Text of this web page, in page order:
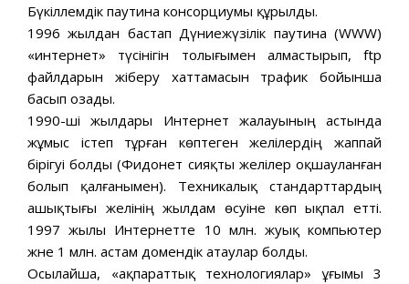
Бүкіләлемдік паутина консорциумы құрылды.
1996 жылдан бастап Дүниежүзілік паутина (WWW)
«интернет» түсінігін толығымен алмастырып, ftp
файлдарын жіберу хаттамасын трафик бойынша
басып озады.
1990-ші жылдары Интернет жалауының астында
жұмыс істеп тұрған көптеген желілердің жаппай
бірігуі болды (Фидонет сияқты желілер оқшауланған
болып қалғанымен). Техникалық стандарттардың
ашықтығы желінің жылдам өсуіне көп ықпал етті.
1997 жылы Интернетте 10 млн. жуық компьютер
және 1 млн. астам домендік атаулар болды.
Осылайша, «ақпараттық технологиялар» ұғымы 3